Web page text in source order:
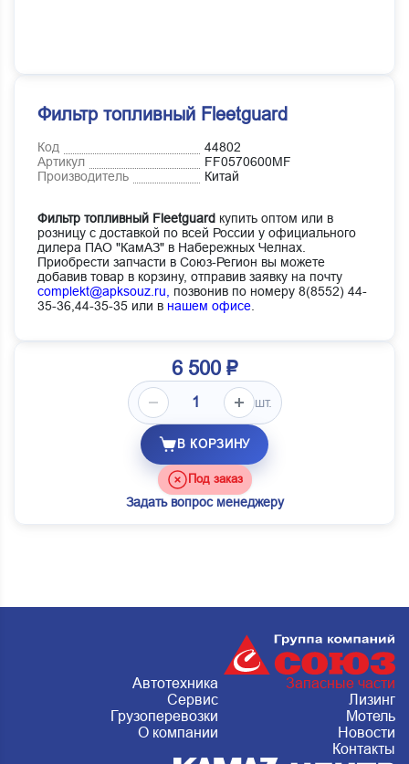
Фильтр топливный Fleetguard
Код
44802
Артикул
FF0570600MF
Производитель
Китай
Фильтр топливный Fleetguard купить оптом или в
розницу с доставкой по всей России у официального
дилера ПАО "КамАЗ" в Набережных Челнах.
Приобрести запчасти в Союз-Регион вы можете
добавив товар в корзину, отправив заявку на почту
complekt@apksouz.ru,
позвонив по номеру 8(8552) 44-
35-36,44-35-35 или в нашем офисе
6 500 ₽
шт.
В КОРЗИНУ
Под заказ
Задать вопрос менеджеру
Автотехника
Запасные части
Сервис
Лизинг
Грузоперевозки
Мотель
О компании
Новости
Контакты